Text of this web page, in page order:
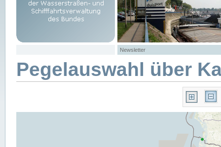
Newsletter
Pegelauswahl über